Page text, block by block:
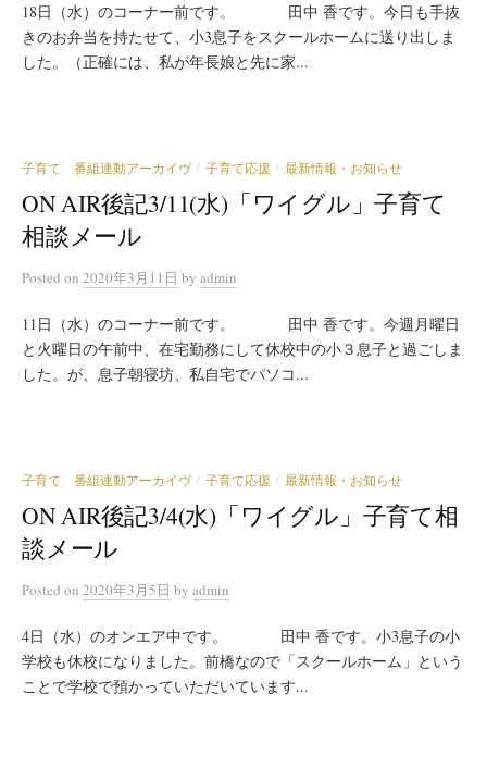
18日（水）のコーナー前です。 田中 香です。今日も手抜
きのお弁当を持たせて、小3息子をスクールホームに送り出しま
した。（正確には、私が年長娘と先に家...
子育て 番組連動アーカイヴ / 子育て応援 / 最新情報・お知らせ
ON AIR後記3/11(水)「ワイグル」子育て
相談メール
Posted on 2020年3月11日 by admin
11日（水）のコーナー前です。 田中 香です。今週月曜日
と火曜日の午前中、在宅勤務にして休校中の小３息子と過ごしま
した。が、息子朝寝坊、私自宅でパソコ...
子育て 番組連動アーカイヴ / 子育て応援 / 最新情報・お知らせ
ON AIR後記3/4(水)「ワイグル」子育て相
談メール
Posted on 2020年3月5日 by admin
4日（水）のオンエア中です。 田中 香です。小3息子の小
学校も休校になりました。前橋なので「スクールホーム」という
ことで学校で預かっていただいています...